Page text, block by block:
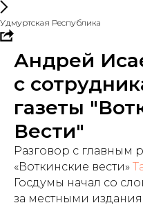
Удмуртская Республика
Андрей
с
газеты
Вести"
Разговор с главным
«Воткинские вести»
Госдумы начал со
за местными